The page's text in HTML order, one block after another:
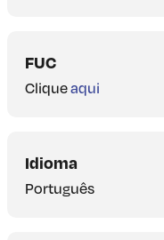
FUC
Cliqueaqui
Idioma
Português